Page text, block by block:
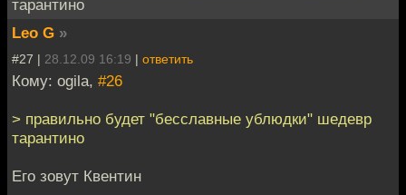
тарантино
Leo G »
#27 | 28.12.09 16:19 | ответить
Кому: ogila, #26
> правильно будет "бесславные ублюдки" шедевр
тарантино
Его зовут Квентин